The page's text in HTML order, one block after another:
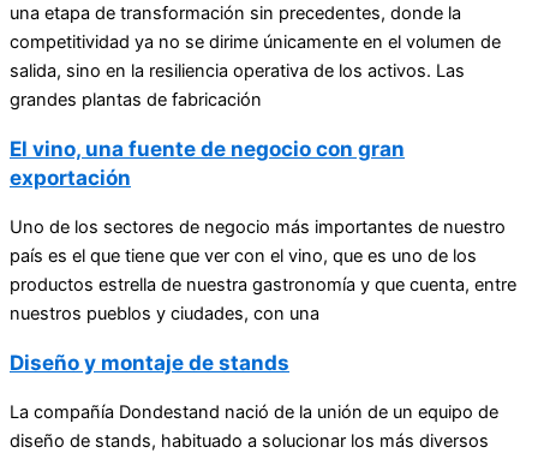
una etapa de transformación sin precedentes, donde la
competitividad ya no se dirime únicamente en el volumen de
salida, sino en la resiliencia operativa de los activos. Las
grandes plantas de fabricación
El vino, una fuente de negocio con gran
exportación
Uno de los sectores de negocio más importantes de nuestro
país es el que tiene que ver con el vino, que es uno de los
productos estrella de nuestra gastronomía y que cuenta, entre
nuestros pueblos y ciudades, con una
Diseño y montaje de stands
La compañía Dondestand nació de la unión de un equipo de
diseño de stands, habituado a solucionar los más diversos